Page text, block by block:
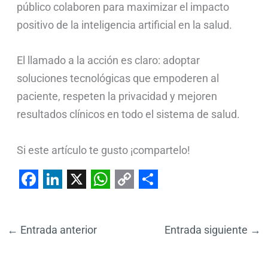
público colaboren para maximizar el impacto
positivo de la inteligencia artificial en la salud.
El llamado a la acción es claro: adoptar
soluciones tecnológicas que empoderen al
paciente, respeten la privacidad y mejoren
resultados clínicos en todo el sistema de salud.
Si este artículo te gusto ¡compartelo!
c
n
a
← Entrada anterior Entrada siguiente →